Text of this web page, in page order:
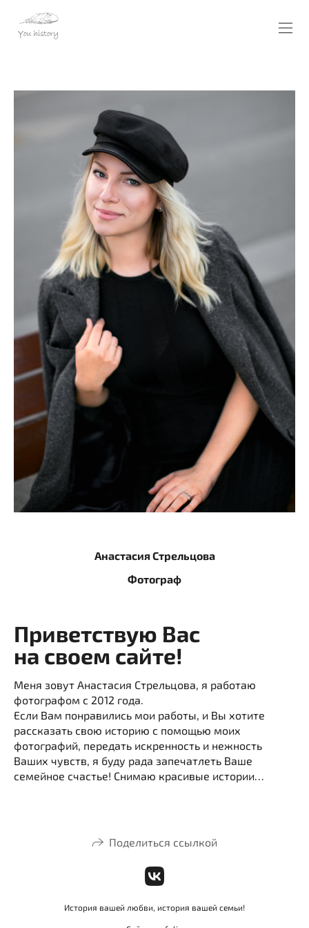
Анастасия Стрельцова
Фотограф
Приветствую Вас
на своем сайте!
Меня зовут Анастасия Стрельцова, я работаю
фотографом с 2012 года.
Если Вам понравились мои работы, и Вы хотите
рассказать свою историю с помощью моих
фотографий, передать искренность и нежность
Ваших чувств, я буду рада запечатлеть Ваше
семейное счастье! Снимаю красивые истории…
Поделиться ссылкой
История вашей любви, история вашей семьи!